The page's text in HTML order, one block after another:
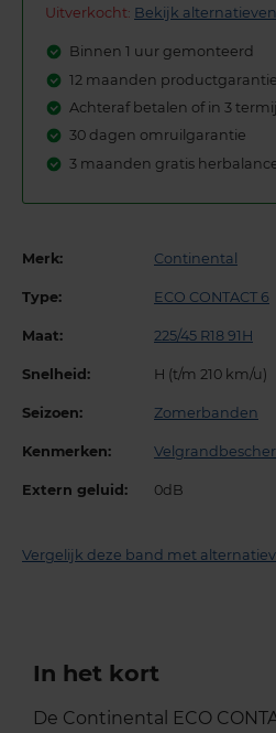
Uitverkocht: Bekijk alternatieven
Binnen 1 uur gemonteerd
12 maanden productgarantie
Achteraf betalen of in 3
30 dagen omruilgarantie
3 maanden gratis
Merk: Continental
Type: ECO CONTACT 6
Maat: 225/45 R18 91H
Snelheid: H (t/m 210 km/u)
Seizoen: Zomerbanden
Kenmerken:
Extern geluid: 0dB
Vergelijk deze band met
In het kort
De Continental ECO